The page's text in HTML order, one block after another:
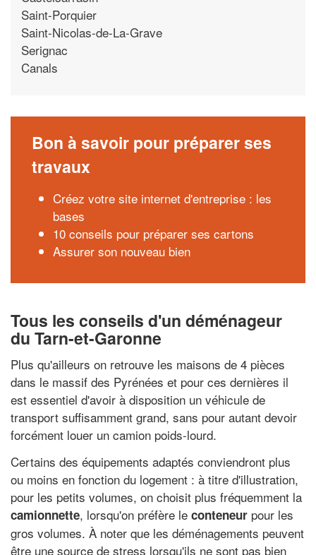
Saint-Porquier
Saint-Nicolas-de-La-Grave
Serignac
Canals
Bon à savoir pour préparer ses
travaux
Créez votre site internet d'entreprise : les
bases
10 conseils pour préparer ses cartons
Assurer son nouveau bien
Tous les conseils d'un déménageur
du Tarn-et-Garonne
Plus qu'ailleurs on retrouve les maisons de 4 pièces
dans le massif des Pyrénées et pour ces dernières il
est essentiel d'avoir à disposition un véhicule de
transport suffisamment grand, sans pour autant devoir
forcément louer un camion poids-lourd.
Certains des équipements adaptés conviendront plus
ou moins en fonction du logement : à titre d'illustration,
pour les petits volumes, on choisit plus fréquemment la
camionnette, lorsqu'on préfère le conteneur pour les
gros volumes. À noter que les déménagements peuvent
être une source de stress lorsqu'ils ne sont pas bien